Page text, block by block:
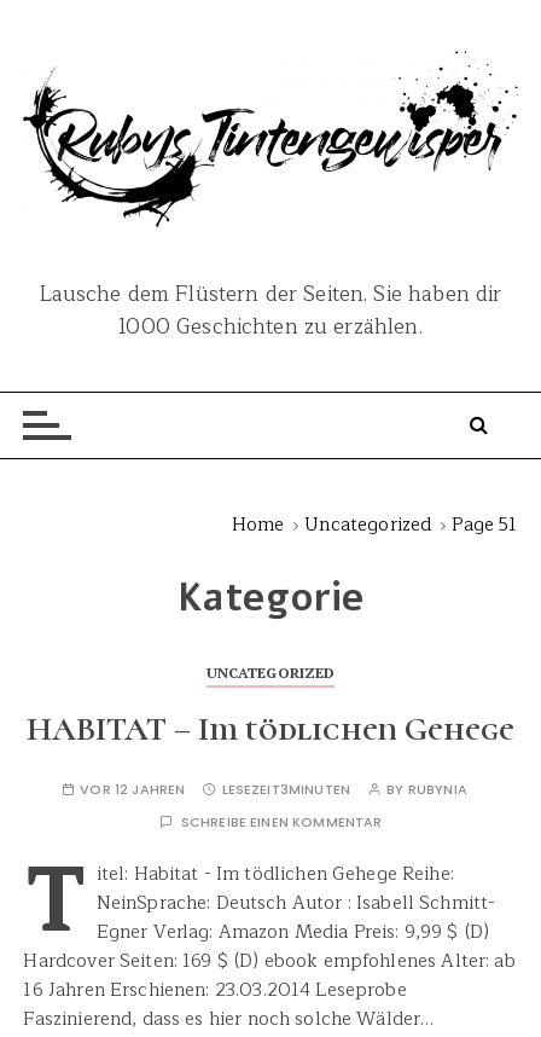
Lausche dem Flüstern der Seiten. Sie haben dir
1000 Geschichten zu erzählen.
Home Uncategorized Page 51
Kategorie
UNCATEGORIZED
HABITAT – Im tödlichen Gehege
VOR 12 JAHREN LESEZEIT3MINUTEN BY RUBYNIA
SCHREIBE EINEN KOMMENTAR
T itel: Habitat - Im tödlichen Gehege Reihe:
NeinSprache: Deutsch Autor : Isabell Schmitt-
Egner Verlag: Amazon Media Preis: 9,99 $ (D)
Hardcover Seiten: 169 $ (D) ebook empfohlenes Alter: ab
16 Jahren Erschienen: 23.03.2014 Leseprobe
Faszinierend, dass es hier noch solche Wälder…